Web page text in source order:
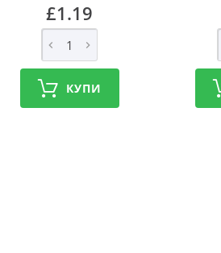
£1.19
КУПИ